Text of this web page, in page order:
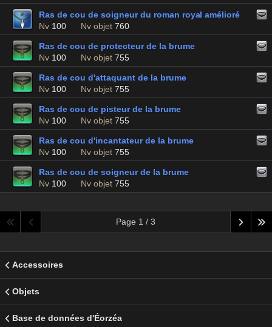
Ras de cou de soigneur du roman royal amélioré
Nv 100 Nv objet 760
Ras de cou de protecteur de la brume
Nv 100 Nv objet 755
Ras de cou d'attaquant de la brume
Nv 100 Nv objet 755
Ras de cou de pisteur de la brume
Nv 100 Nv objet 755
Ras de cou d'incantateur de la brume
Nv 100 Nv objet 755
Ras de cou de soigneur de la brume
Nv 100 Nv objet 755
Page 1 / 3
Accessoires
Objets
Base de données d'Éorzéa